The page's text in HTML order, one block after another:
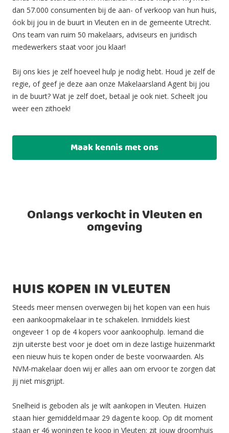
dan 57.000 consumenten bij de aan- of verkoop van hun huis,
óok bij jou in de buurt in Vleuten en in de gemeente Utrecht.
Ons team van ruim 50 makelaars, adviseurs en juridisch
medewerkers staat voor jou klaar!
Bij ons kies je zelf hoeveel hulp je nodig hebt. Houd je zelf de
regie, of geef je deze aan onze Makelaarsland Agent bij jou
in de buurt? Wat je zelf doet, betaal je ook niet. Scheelt jou
weer een zithoek!
Maak kennis met ons
Onlangs verkocht in Vleuten en
omgeving
HUIS KOPEN IN VLEUTEN
Steeds meer mensen overwegen bij het kopen van een huis
een aankoopmakelaar in te schakelen. Inmiddels kiest
ongeveer 1 op de 4 kopers voor aankoophulp. Iemand die
zijn uiterste best voor je doet om in deze lastige huizenmarkt
een nieuw huis te kopen onder de beste voorwaarden. Als
NVM-makelaar doen wij er alles aan om ervoor te zorgen dat
jij niet misgrijpt.
Snelheid is geboden als je wilt aankopen in Vleuten. Huizen
staan hier gemiddeld maar 29 dagen te koop. Op dit moment
staan er 46 woningen te koop in Vleuten: zit jouw droomhuis